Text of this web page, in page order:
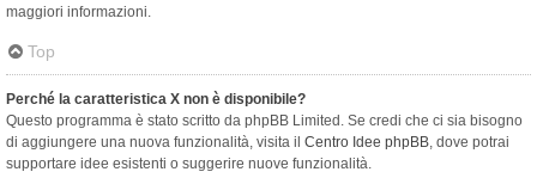
maggiori informazioni.
Top
Perché la caratteristica X non è disponibile?
Questo programma è stato scritto da phpBB Limited. Se credi che ci sia bisogno
di aggiungere una nuova funzionalità, visita il Centro Idee phpBB, dove potrai
supportare idee esistenti o suggerire nuove funzionalità.